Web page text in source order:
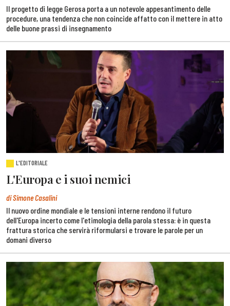
Il progetto di legge Gerosa porta a un notevole appesantimento delle
procedure, una tendenza che non coincide affatto con il mettere in atto
delle buone prassi di insegnamento
L'EDITORIALE
L'Europa e i suoi nemici
di Simone Casalini
Il nuovo ordine mondiale e le tensioni interne rendono il futuro
dell'Europa incerto come l'etimologia della parola stessa: è in questa
frattura storica che servirà riformularsi e trovare le parole per un
domani diverso